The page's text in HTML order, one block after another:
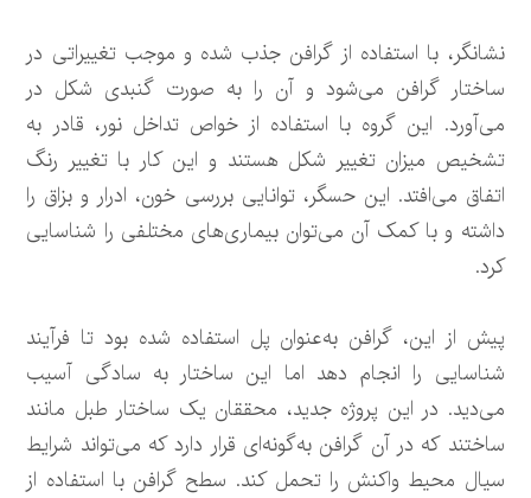
نشانگر، با استفاده از گرافن جذب شده و موجب تغییراتی در
ساختار گرافن می‌شود و آن را به‌ صورت گنبدی شکل در
می‌آورد. این گروه با استفاده از خواص تداخل نور، قادر به
تشخیص میزان تغییر شکل هستند و این کار با تغییر رنگ
اتفاق می‌افتد. این حسگر، توانایی بررسی خون، ادرار و بزاق را
داشته و با کمک آن می‌توان بیماری‌های مختلفی را شناسایی
کرد.
پیش از این، گرافن به‌عنوان پل استفاده شده بود تا فرآیند
شناسایی را انجام دهد اما این ساختار به سادگی آسیب
می‌دید. در این پروژه جدید، محققان یک ساختار طبل مانند
ساختند که در آن گرافن به‌گونه‌ای قرار دارد که می‌تواند شرایط
سیال محیط واکنش را تحمل کند. سطح گرافن با استفاده از